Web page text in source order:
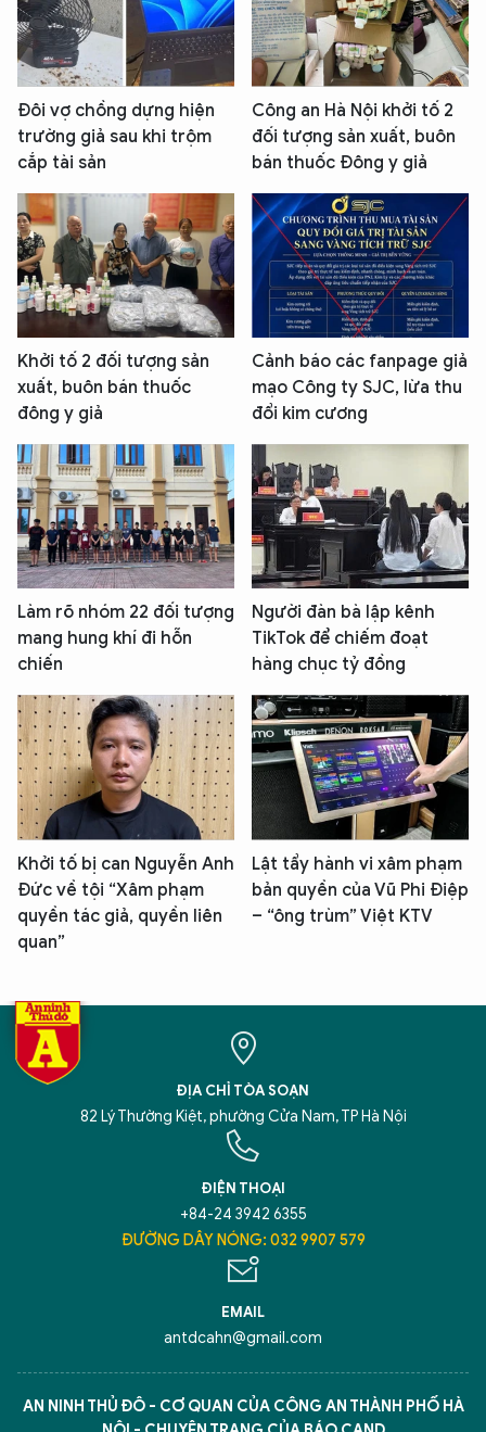
Đôi vợ chồng dựng hiện
trường giả sau khi trộm
cắp tài sản
Công an Hà Nội khởi tố 2
đối tượng sản xuất, buôn
bán thuốc Đông y giả
Khởi tố 2 đối tượng sản
xuất, buôn bán thuốc
đông y giả
Cảnh báo các fanpage giả
mạo Công ty SJC, lừa thu
đổi kim cương
Làm rõ nhóm 22 đối tượng
mang hung khí đi hỗn
chiến
Người đàn bà lập kênh
TikTok để chiếm đoạt
hàng chục tỷ đồng
Khởi tố bị can Nguyễn Anh
Đức về tội “Xâm phạm
quyền tác giả, quyền liên
quan”
Lật tẩy hành vi xâm phạm
bản quyền của Vũ Phi Điệp
– “ông trùm” Việt KTV
ĐỊA CHỈ TÒA SOẠN
82 Lý Thường Kiệt, phường Cửa Nam, TP Hà Nội
ĐIỆN THOẠI
+84-24 3942 6355
ĐƯỜNG DÂY NÓNG: 032 9907 579
EMAIL
antdcahn@gmail.com
AN NINH THỦ ĐÔ - CƠ QUAN CỦA CÔNG AN THÀNH PHỐ HÀ